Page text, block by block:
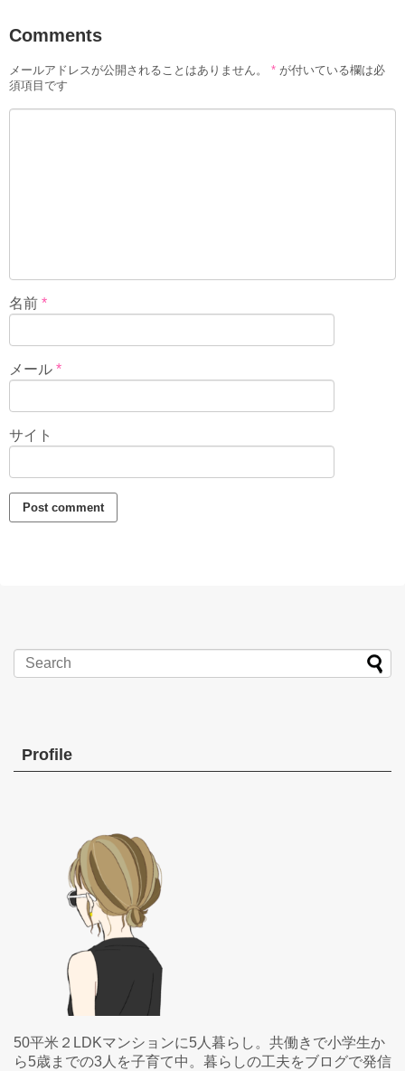
Comments
メールアドレスが公開されることはありません。 * が付いている欄は必
須項目です
名前 *
メール *
サイト
Profile
50平米２LDKマンションに5人暮らし。共働きで小学生か
ら5歳までの3人を子育て中。暮らしの工夫をブログで発信